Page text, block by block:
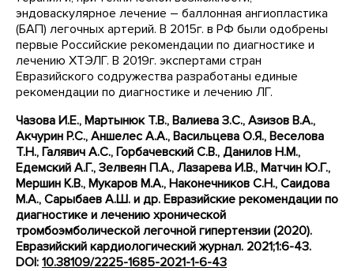
эндоваскулярное лечение – баллонная ангиопластика
(БАП) легочных артерий. В 2015г. в РФ были одобрены
первые Российские рекомендации по диагностике и
лечению ХТЭЛГ. В 2019г. экспертами стран
Евразийского содружества разработаны единые
рекомендации по диагностике и лечению ЛГ.
Чазова И.Е., Мартынюк Т.В., Валиева З.С., Азизов В.А.,
Акчурин Р.С., Аншелес А.А., Васильцева О.Я., Веселова
Т.Н., Галявич А.С., Горбачевский С.В., Данилов Н.М.,
Едемский А.Г., Зелвеян П.А., Лазарева И.В., Матчин Ю.Г.,
Мершин К.В., Мукаров М.А., Наконечников С.Н., Саидова
М.А., Сарыбаев А.Ш. и др. Евразийские рекомендации по
диагностике и лечению хронической
тромбоэмболической легочной гипертензии (2020).
Евразийский кардиологический журнал. 2021;1:6-43.
DOI: 10.38109/2225-1685-2021-1-6-43